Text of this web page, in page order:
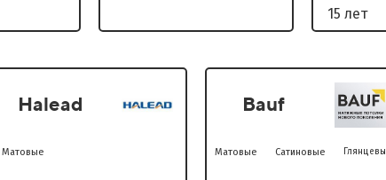
15 лет
Halead
Матовые
Bauf
Матовые Сатиновые